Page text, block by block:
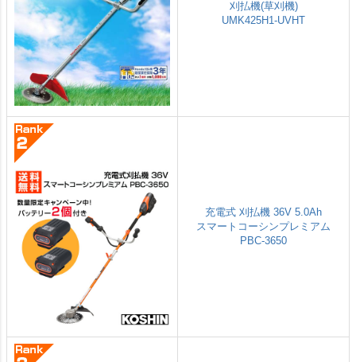
刈払機(草刈機)
UMK425H1-UVHT
充電式 刈払機 36V 5.0Ah
スマートコーシンプレミアム
PBC-3650